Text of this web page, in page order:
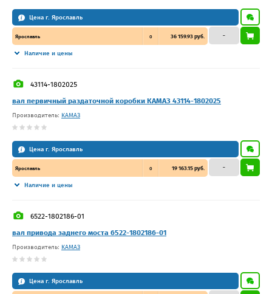
Цена г. Ярославль
Ярославль 0 36 159.93 руб.
Наличие и цены
–
43114-1802025
вал первичный раздаточной коробки КАМАЗ 43114-1802025
Производитель: КАМАЗ
Цена г. Ярославль
Ярославль 0 19 163.15 руб.
Наличие и цены
–
6522-1802186-01
вал привода заднего моста 6522-1802186-01
Производитель: КАМАЗ
Цена г. Ярославль